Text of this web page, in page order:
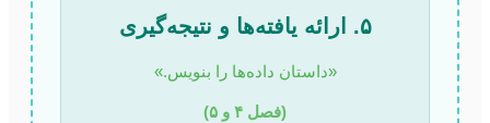
۵. ارائه یافته‌ها و نتیجه‌گیری
«داستان داده‌ها را بنویس.»
(فصل ۴ و ۵)